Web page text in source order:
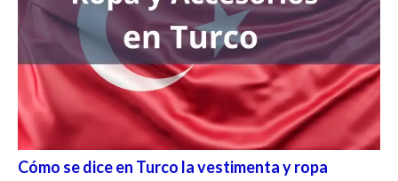
Cómo se dice en Turco la vestimenta y ropa